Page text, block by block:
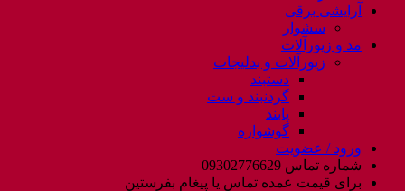
آرایشی برقی
سشوار
مد و زیورآلات
زیورآلات و بدلیجات
دستبند
گردنبند و ست
پابند
گوشواره
ورود / عضویت
شماره تماس 09302776629
برای قیمت عمده تماس یا پیغام بفرستین